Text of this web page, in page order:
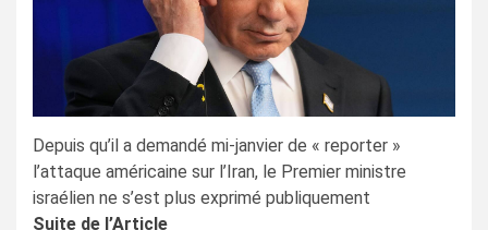
Depuis qu’il a demandé mi-janvier de « reporter »
l’attaque américaine sur l’Iran, le Premier ministre
israélien ne s’est plus exprimé publiquement
Suite de l’Article